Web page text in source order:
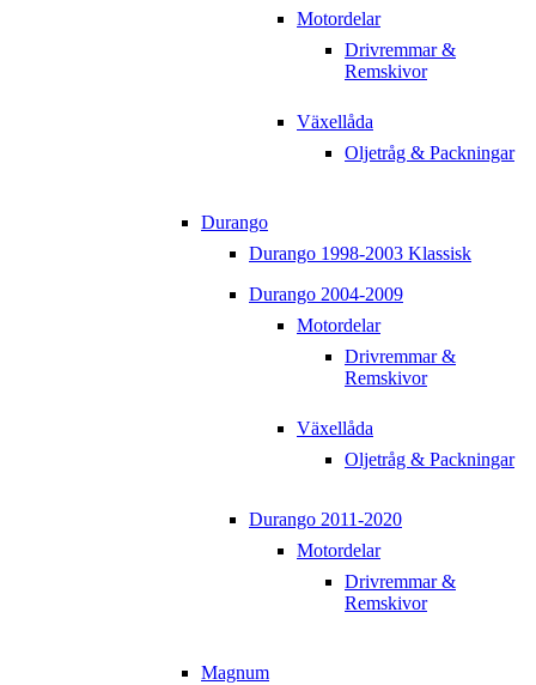
Motordelar
Drivremmar &
Remskivor
Växellåda
Oljetråg & Packningar
Durango
Durango 1998-2003 Klassisk
Durango 2004-2009
Motordelar
Drivremmar &
Remskivor
Växellåda
Oljetråg & Packningar
Durango 2011-2020
Motordelar
Drivremmar &
Remskivor
Magnum